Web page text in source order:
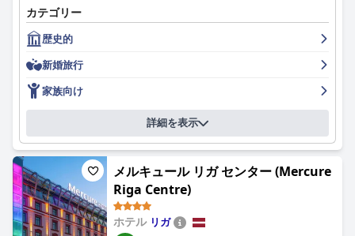
付けに感銘を受けています。客室は美しくデザインされ、家具が
備え付けられており、多くの宿泊客が快適なベッドと広々とした
バスルームを絶賛しています。スタッフも親切で親切であると賞
賛されており、オーナーのバイバは彼女のおもてなしと素晴らし
い料理で特に言及されています。ホテルは家族連れに適してお
り、広々としたファミリールームがあり、リラックスしたり子供
たちが遊んだりできる十分なスペースがあるため、ペットフレン
ドリーでもあります。全体として、宿泊客はカールラムイザ カン
トリーホテルを歓迎的で清潔な滞在場所にするために注がれた配
慮と注意に感謝しています。
カテゴリー
歴史的
新婚旅行
家族向け
詳細を表示
メルキュール リガ センター (Mercure
Riga Centre)
ホテル リガ